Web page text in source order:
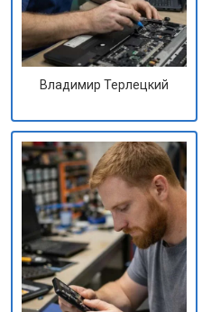
Владимир Терлецкий